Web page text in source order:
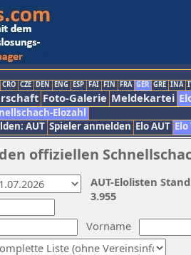
CRO CZE DEN ENG ESP FAI FIN FRA GER GRE INA
Foto-Galerie Meldekartei
Elozahl
AUT Spieler anmelden Elo AUT
offiziellen
Vorname
AUT-Elolisten
3.955